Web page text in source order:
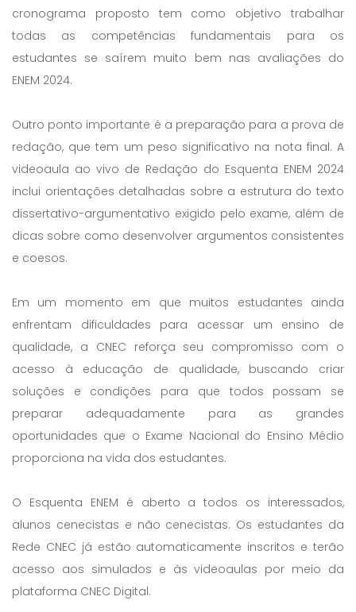
cronograma proposto tem como objetivo trabalhar
todas as competências fundamentais para os
estudantes se saírem muito bem nas avaliações do
ENEM 2024.
Outro ponto importante é a preparação para a prova de
redação, que tem um peso significativo na nota final. A
videoaula ao vivo de Redação do Esquenta ENEM 2024
inclui orientações detalhadas sobre a estrutura do texto
dissertativo-argumentativo exigido pelo exame, além de
dicas sobre como desenvolver argumentos consistentes
e coesos.
Em um momento em que muitos estudantes ainda
enfrentam dificuldades para acessar um ensino de
qualidade, a CNEC reforça seu compromisso com o
acesso à educação de qualidade, buscando criar
soluções e condições para que todos possam se
preparar adequadamente para as grandes
oportunidades que o Exame Nacional do Ensino Médio
proporciona na vida dos estudantes.
O Esquenta ENEM é aberto a todos os interessados,
alunos cenecistas e não cenecistas. Os estudantes da
Rede CNEC já estão automaticamente inscritos e terão
acesso aos simulados e às videoaulas por meio da
plataforma CNEC Digital.